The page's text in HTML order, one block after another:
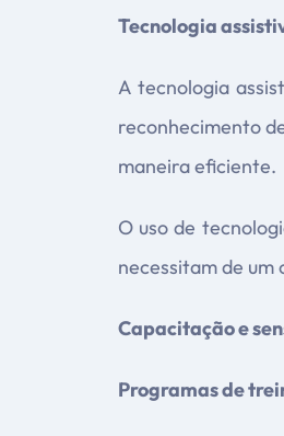
Tecnologia
A tecnologia
reconhecimento
maneira eficiente.
O uso de
necessitam de um
Capacitação e
Programas de